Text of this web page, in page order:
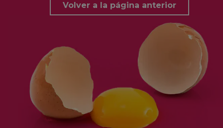
Volver a la página anterior